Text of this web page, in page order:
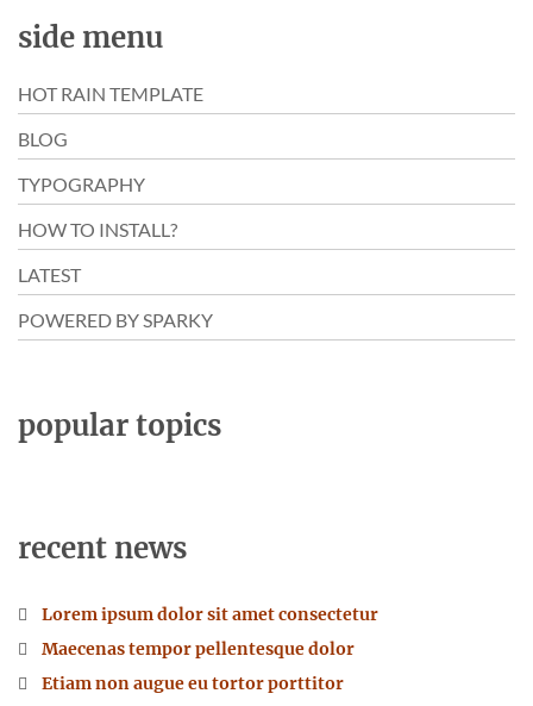
side menu
HOT RAIN TEMPLATE
BLOG
TYPOGRAPHY
HOW TO INSTALL?
LATEST
POWERED BY SPARKY
popular topics
recent news
Lorem ipsum dolor sit amet consectetur
Maecenas tempor pellentesque dolor
Etiam non augue eu tortor porttitor